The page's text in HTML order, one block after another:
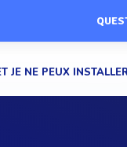
JE NE PEUX